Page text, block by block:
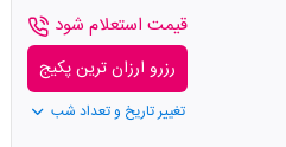
قیمت استعلام شود
رزرو ارزان ترین پکیج
تغییر تاریخ و تعداد شب